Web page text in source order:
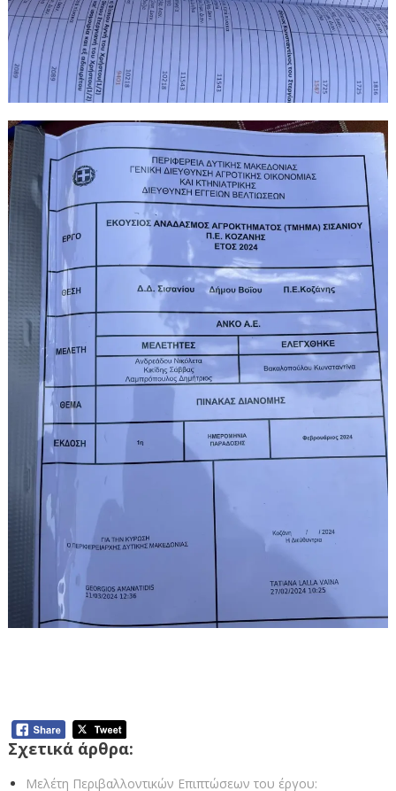
Σχετικά άρθρα:
Μελέτη Περιβαλλοντικών Επιπτώσεων του έργου: